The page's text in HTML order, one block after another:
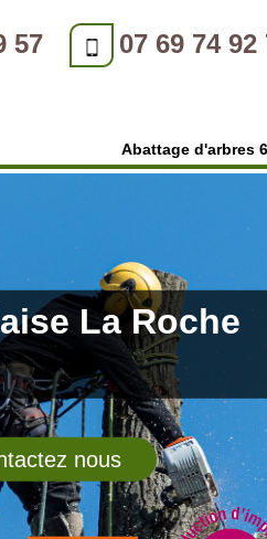
57 07 69 74 92
Abattage d'arbres
La Roche
nous